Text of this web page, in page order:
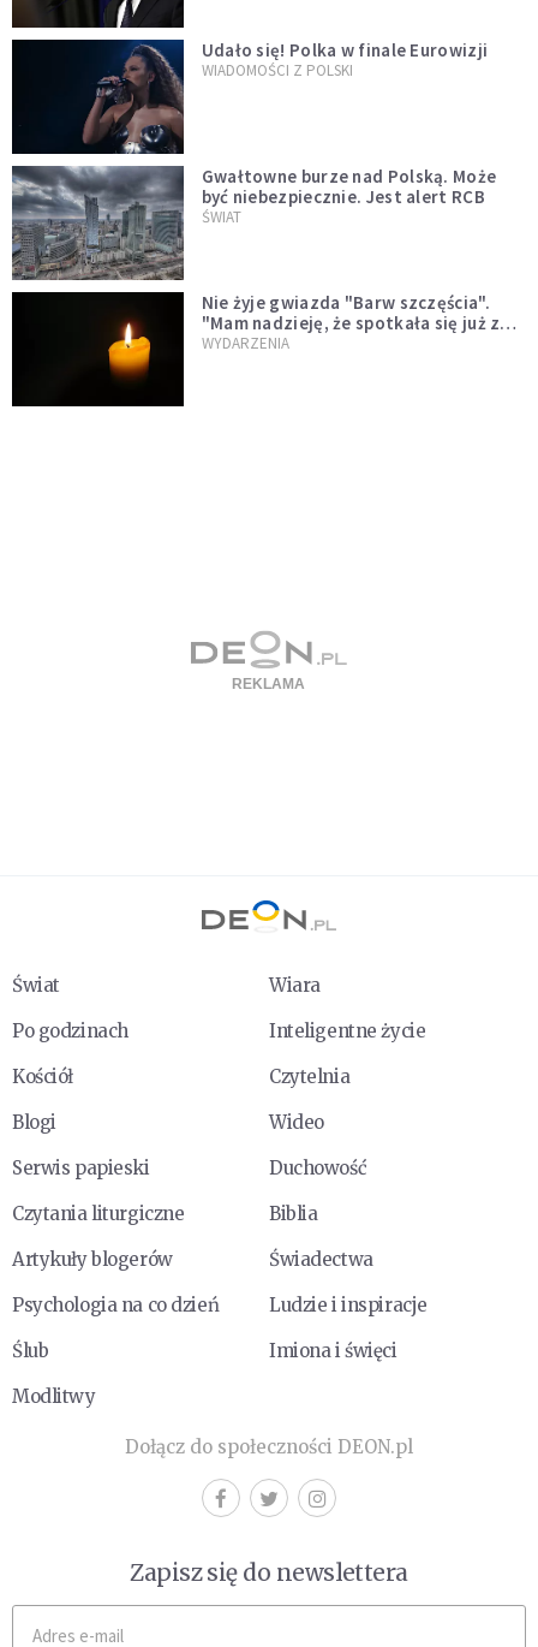
Udało się! Polka w finale Eurowizji
WIADOMOŚCI Z POLSKI
Gwałtowne burze nad Polską. Może
być niebezpiecznie. Jest alert RCB
ŚWIAT
Nie żyje gwiazda "Barw szczęścia".
"Mam nadzieję, że spotkała się już z
Bogiem, którego tak bardzo kochała"
WYDARZENIA
Świat
Wiara
Po godzinach
Inteligentne życie
Kościół
Czytelnia
Blogi
Wideo
Serwis papieski
Duchowość
Czytania liturgiczne
Biblia
Artykuły blogerów
Świadectwa
Psychologia na co dzień
Ludzie i inspiracje
Ślub
Imiona i święci
Modlitwy
Dołącz do społeczności DEON.pl
Zapisz się do newslettera